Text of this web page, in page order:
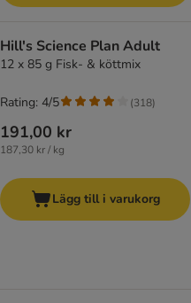
Hill's Science Plan Adult
12 x 85 g Fisk- & köttmix
191,00 kr
187,30 kr / kg
Rating: 4/5 (318)
Lägg till i varukorg